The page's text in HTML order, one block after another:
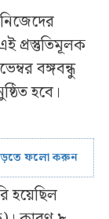
প্রস্তুতিমূলক
বঙ্গবন্ধু
হবে।
ফলো করুন
হয়েছিল